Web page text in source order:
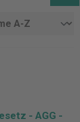
- AGG -